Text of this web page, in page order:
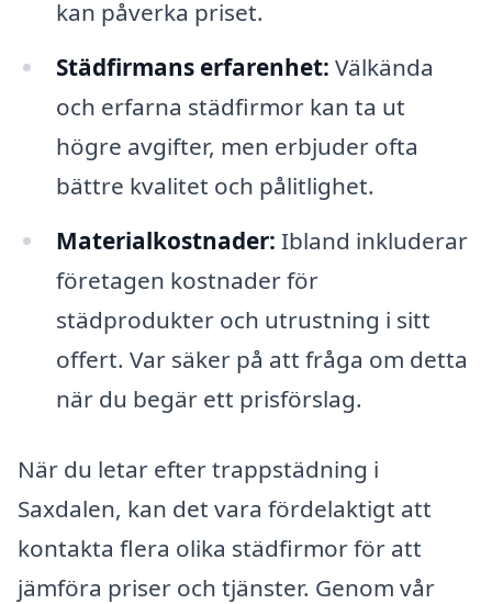
kan påverka priset.
Städfirmans erfarenhet: Välkända
och erfarna städfirmor kan ta ut
högre avgifter, men erbjuder ofta
bättre kvalitet och pålitlighet.
Materialkostnader: Ibland inkluderar
företagen kostnader för
städprodukter och utrustning i sitt
offert. Var säker på att fråga om detta
när du begär ett prisförslag.
När du letar efter trappstädning i
Saxdalen, kan det vara fördelaktigt att
kontakta flera olika städfirmor för att
jämföra priser och tjänster. Genom vår